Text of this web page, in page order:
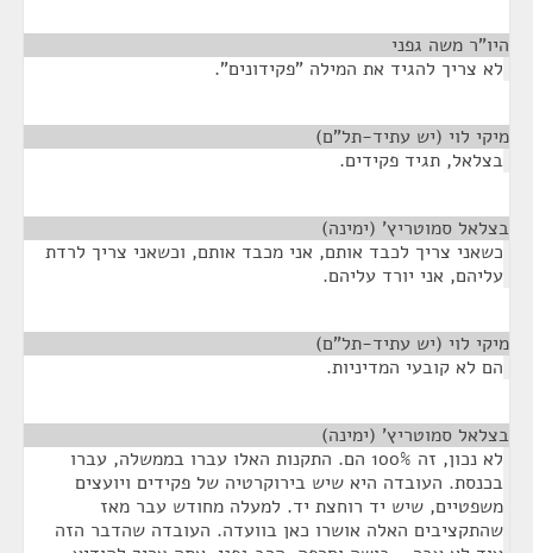
היו"ר משה גפני
לא צריך להגיד את המילה "פקידונים".
מיקי לוי (יש עתיד-תל"ם)
בצלאל, תגיד פקידים.
בצלאל סמוטריץ' (ימינה)
כשאני צריך לכבד אותם, אני מכבד אותם, וכשאני צריך לרדת
עליהם, אני יורד עליהם.
מיקי לוי (יש עתיד-תל"ם)
הם לא קובעי המדיניות.
בצלאל סמוטריץ' (ימינה)
לא נכון, זה 100% הם. התקנות האלו עברו בממשלה, עברו
בכנסת. העובדה היא שיש בירוקרטיה של פקידים ויועצים
משפטיים, שיש יד רוחצת יד. למעלה מחודש עבר מאז
שהתקציבים האלה אושרו כאן בוועדה. העובדה שהדבר הזה